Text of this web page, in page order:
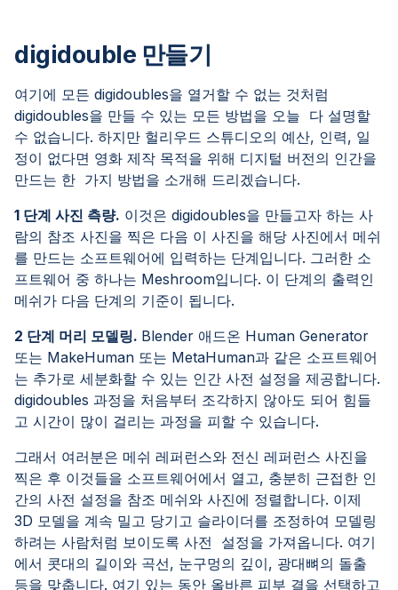
digidouble 만들기
여기에 모든 digidoubles을 열거할 수 없는 것처럼
digidoubles을 만들 수 있는 모든 방법을 오늘 다 설명할
수 없습니다. 하지만 헐리우드 스튜디오의 예산, 인력, 일
정이 없다면 영화 제작 목적을 위해 디지털 버전의 인간을
만드는 한 가지 방법을 소개해 드리겠습니다.
1 단계 사진 측량. 이것은 digidoubles을 만들고자 하는 사
람의 참조 사진을 찍은 다음 이 사진을 해당 사진에서 메쉬
를 만드는 소프트웨어에 입력하는 단계입니다. 그러한 소
프트웨어 중 하나는 Meshroom입니다. 이 단계의 출력인
메쉬가 다음 단계의 기준이 됩니다.
2 단계 머리 모델링. Blender 애드온 Human Generator
또는 MakeHuman 또는 MetaHuman과 같은 소프트웨어
는 추가로 세분화할 수 있는 인간 사전 설정을 제공합니다.
digidoubles 과정을 처음부터 조각하지 않아도 되어 힘들
고 시간이 많이 걸리는 과정을 피할 수 있습니다.
그래서 여러분은 메쉬 레퍼런스와 전신 레퍼런스 사진을
찍은 후 이것들을 소프트웨어에서 열고, 충분히 근접한 인
간의 사전 설정을 참조 메쉬와 사진에 정렬합니다. 이제
3D 모델을 계속 밀고 당기고 슬라이더를 조정하여 모델링
하려는 사람처럼 보이도록 사전 설정을 가져옵니다. 여기
에서 콧대의 길이와 곡선, 눈구멍의 깊이, 광대뼈의 돌출
등을 맞춥니다. 여기 있는 동안 올바른 피부 결을 선택하고